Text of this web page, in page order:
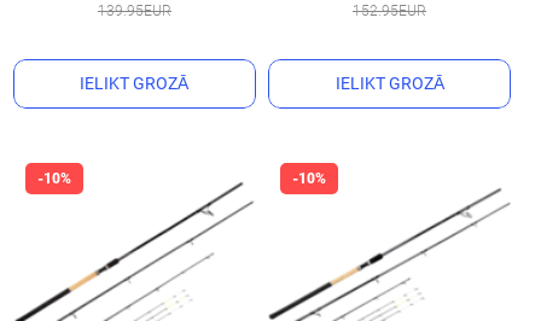
139.95EUR
IELIKT GROZĀ
152.95EUR
IELIKT GROZĀ